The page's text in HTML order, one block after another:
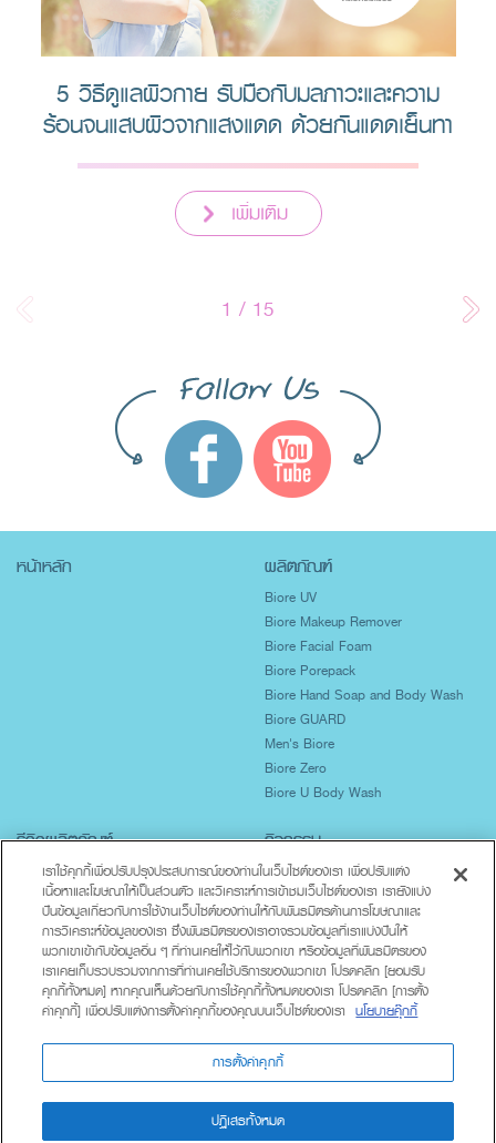
5 วิธีดูแลผิวกาย รับมือกับมลภาวะและความ
ร้อนจนแสบผิวจากแสงแดด ด้วยกันแดดเย็นทา
ตัว Biore UV Body Serum Refresh
Bright
เพิ่มเติม
1 / 15
หน้าหลัก ผลิตภัณฑ์
Biore UV
Biore Makeup Remover
Biore Facial Foam
Biore Porepack
Biore Hand Soap and Body Wash
Biore GUARD
Men's Biore
Biore Zero
Biore U Body Wash
รีวิวผลิตภัณฑ์
ปกป้องผิวจากแสงแดด
ผิวมันเป็นสิวง่าย
ผิวแห้งขาดน้ำ
ทำความสะอาดร่างกาย
Lifestyle
กิจกรรม
เกี่ยวกับบิโอเร
นโยบายความเป็นส่วนตัว
ติดต่อเรา
เราใช้คุกกี้เพื่อปรับปรุงประสบการณ์ของท่านในเว็บไซต์ของเรา เพื่อปรับแต่ง
เนื้อหาและโฆษณาให้เป็นส่วนตัว และวิเคราะห์การเข้าชมเว็บไซต์ของเรา เรายังแบ่ง
ปันข้อมูลเกี่ยวกับการใช้งานเว็บไซต์ของท่านให้กับพันธมิตรด้านการโฆษณาและ
การวิเคราะห์ข้อมูลของเรา ซึ่งพันธมิตรของเราอาจรวมข้อมูลที่เราแบ่งปันให้
พวกเขาเข้ากับข้อมูลอื่น ๆ ที่ท่านเคยให้ไว้กับพวกเขา หรือข้อมูลที่พันธมิตรของ
เราเคยเก็บรวบรวมจากการที่ท่านเคยใช้บริการของพวกเขา โปรดคลิก [ยอมรับ
คุกกี้ทั้งหมด] หากคุณเห็นด้วยกับการใช้คุกกี้ทั้งหมดของเรา โปรดคลิก [การตั้ง
ค่าคุกกี้] เพื่อปรับแต่งการตั้งค่าคุกกี้ของคุณบนเว็บไซต์ของเรา นโยบายคุ๊กกี้
การตั้งค่าคุกกี้
ปฏิเสธทั้งหมด